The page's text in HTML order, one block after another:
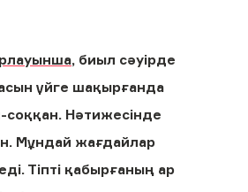
, биыл сәуірде
үйге шақырғанда
соққан. Нәтижесінде
Мұндай жағдайлар
Тіпті қабырғаның ар